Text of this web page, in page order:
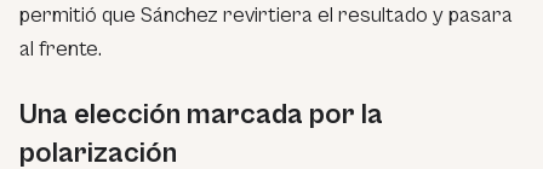
permitió que Sánchez revirtiera el resultado y pasara
al frente.
Una elección marcada por la
polarización